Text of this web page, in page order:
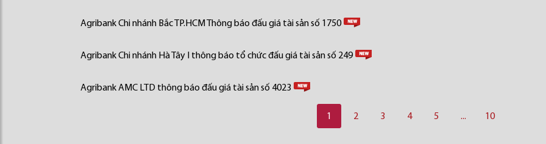
Agribank Chi nhánh Bắc TP.HCM Thông báo đấu giá tài sản số 1750
Agribank Chi nhánh Hà Tây I thông báo tổ chức đấu giá tài sản số 249
Agribank AMC LTD thông báo đấu giá tài sản số 4023
1 2 3 4 5 ... 10